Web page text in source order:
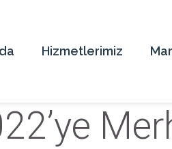
Hizmetlerimiz